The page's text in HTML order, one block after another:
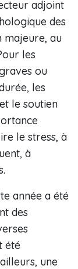
adjoint
des
majeure, au
les
ou
les
le soutien
le stress, à
à
année a été
des
été
une